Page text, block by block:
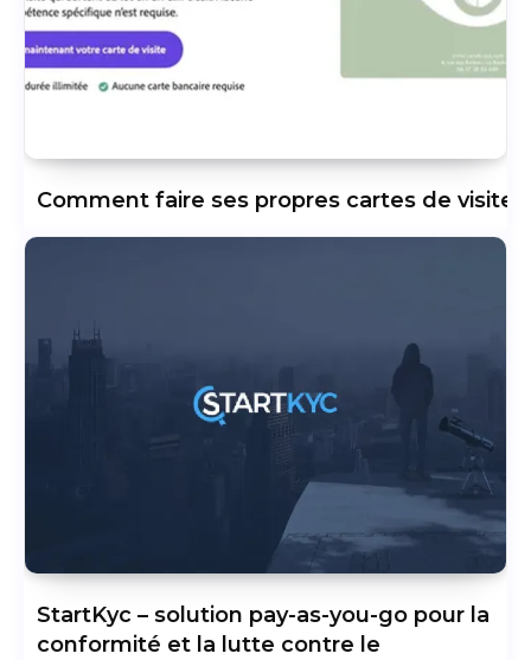
Comment faire ses propres cartes de visite
StartKyc – solution pay-as-you-go pour la
conformité et la lutte contre le